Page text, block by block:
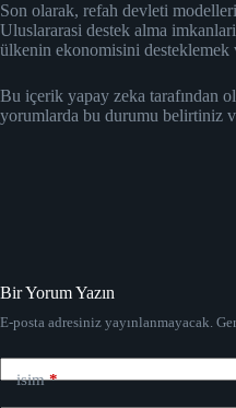
Son olarak, refah devleti
Uluslararasi destek alma
ülkenin ekonomisini
Bu içerik yapay zeka tarafından
yorumlarda bu durumu belirtiniz
Bir Yorum Yazın
E-posta adresiniz yayınlanmayacak.
isim*